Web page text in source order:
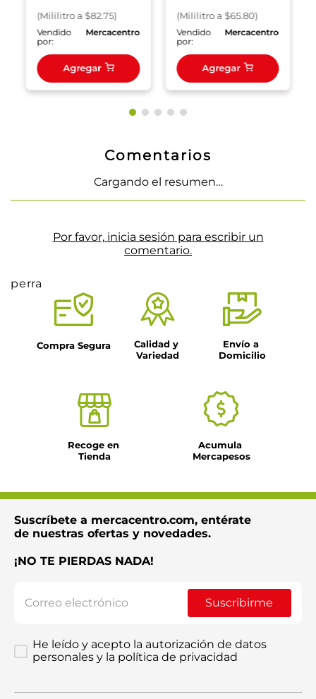
(Mililitroa $82.75)
Vendido
por:
Mercacentro
Agregar
(Mililitroa $65.80)
Vendido
por:
Mercacentro
Agregar
Comentarios
Cargando el resumen…
Por favor, inicia sesión para escribir un
comentario.
perra
Compra Segura
Calidad y
Variedad
Envío a
Domicilio
Recoge en
Tienda
Acumula
Mercapesos
Suscríbete a mercacentro.com, entérate
de nuestras ofertas y novedades.
¡NO TE PIERDAS NADA!
Suscribirme
He leído y acepto la autorización de datos
personales y la política de privacidad